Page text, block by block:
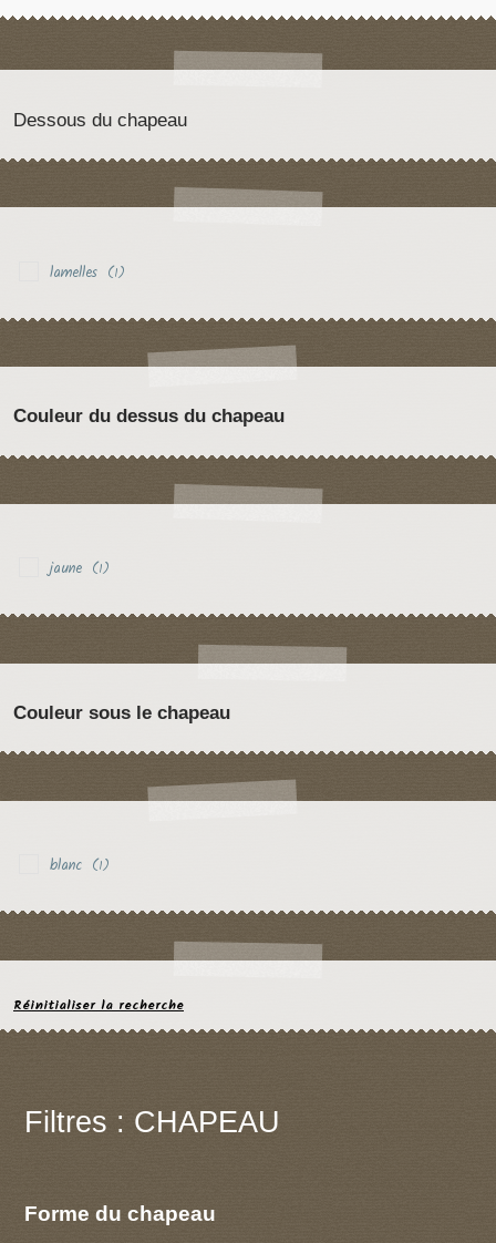
Dessous du chapeau
lamelles (1)
Couleur du dessus du chapeau
jaune (1)
Couleur sous le chapeau
blanc (1)
Réinitialiser la recherche
Filtres : CHAPEAU
Forme du chapeau